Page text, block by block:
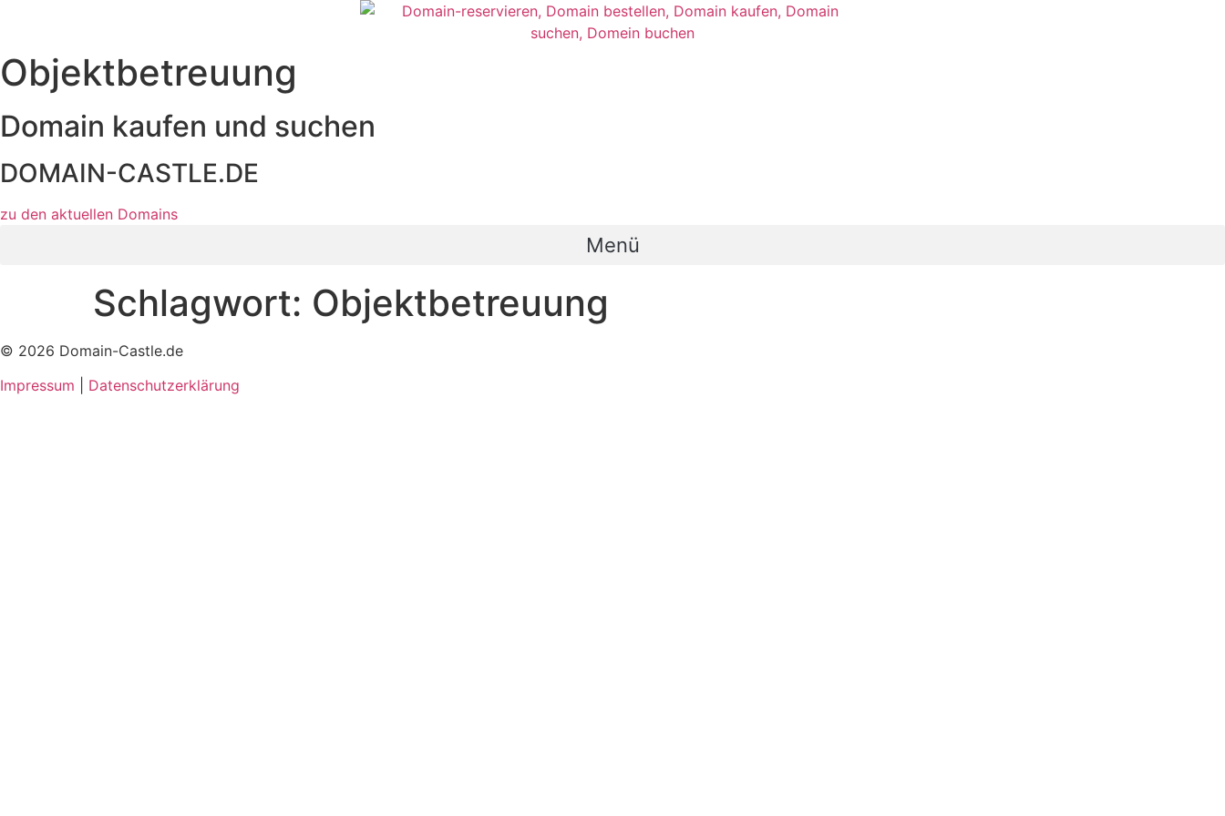
wechseln
Objektbetreuung
Domain kaufen und suchen
DOMAIN-CASTLE.DE
zu den aktuellen Domains​
Menü
Schlagwort: Objektbetreuung
© 2026 Domain-Castle.de
Impressum
Datenschutzerklärung